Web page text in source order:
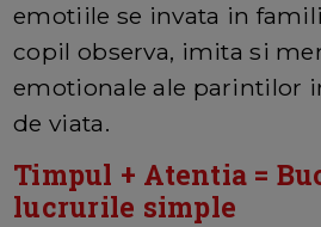
emotiile se invata in
copil observa, imita si
emotionale ale parintilor
de viata.
Timpul + Atentia =
lucrurile simple